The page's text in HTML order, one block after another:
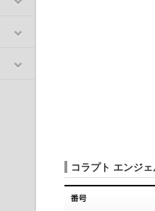
コラプト エンジ